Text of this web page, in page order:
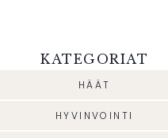
KATEGORIAT
HÄÄT
HYVINVOINTI